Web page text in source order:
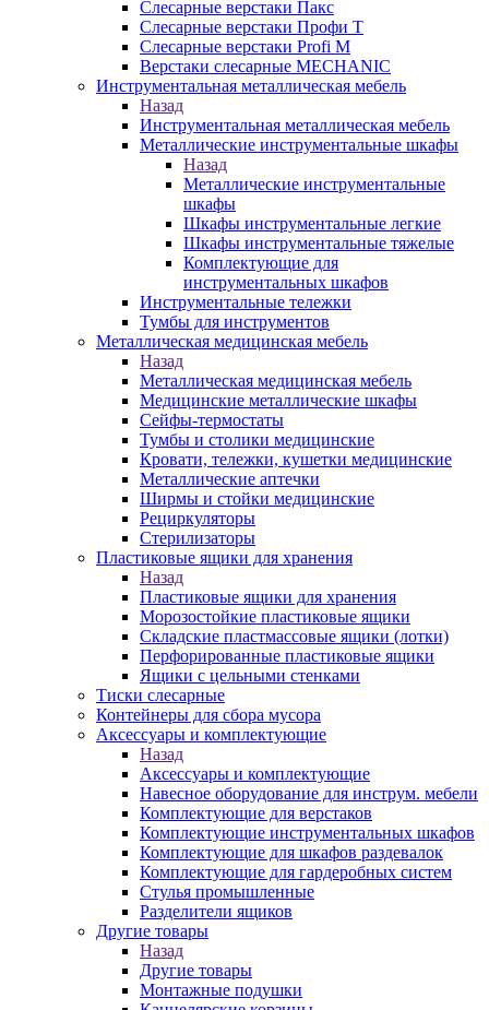
Слесарные верстаки Пакс
Слесарные верстаки Профи Т
Слесарные верстаки Profi M
Верстаки слесарные MECHANIC
Инструментальная металлическая мебель
Назад
Инструментальная металлическая мебель
Металлические инструментальные шкафы
Назад
Металлические инструментальные
шкафы
Шкафы инструментальные легкие
Шкафы инструментальные тяжелые
Комплектующие для
инструментальных шкафов
Инструментальные тележки
Тумбы для инструментов
Металлическая медицинская мебель
Назад
Металлическая медицинская мебель
Медицинские металлические шкафы
Сейфы-термостаты
Тумбы и столики медицинские
Кровати, тележки, кушетки медицинские
Металлические аптечки
Ширмы и стойки медицинские
Рециркуляторы
Стерилизаторы
Пластиковые ящики для хранения
Назад
Пластиковые ящики для хранения
Морозостойкие пластиковые ящики
Складские пластмассовые ящики (лотки)
Перфорированные пластиковые ящики
Ящики с цельными стенками
Тиски слесарные
Контейнеры для сбора мусора
Аксессуары и комплектующие
Назад
Аксессуары и комплектующие
Навесное оборудование для инструм. мебели
Комплектующие для верстаков
Комплектующие инструментальных шкафов
Комплектующие для шкафов раздевалок
Комплектующие для гардеробных систем
Стулья промышленные
Разделители ящиков
Другие товары
Назад
Другие товары
Монтажные подушки